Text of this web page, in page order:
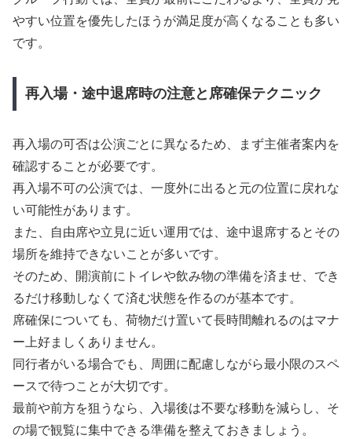
やすい位置を優先したほうが満足度が高くなることも多い
です。
再入場・途中退席時の注意と席確保テクニック
再入場の可否は公演ごとに異なるため、まず主催者案内を
確認することが必要です。
再入場不可の公演では、一度外に出ると元の位置に戻れな
い可能性があります。
また、自由席や立見に近い運用では、途中退席するとその
場所を維持できないことが多いです。
そのため、開演前にトイレや飲み物の準備を済ませ、でき
るだけ移動しなくて済む状態を作るのが基本です。
席確保についても、荷物だけ置いて長時間離れるのはマナ
ー上好ましくありません。
同行者がいる場合でも、周囲に配慮しながら最小限のスペ
ースで待つことが大切です。
最前や前方を狙うなら、入場後は不要な移動を減らし、そ
の場で観覧に集中できる準備を整えておきましょう。